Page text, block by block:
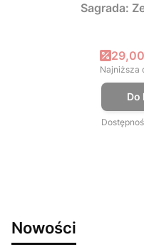
Sagrada:
Cena
29,00
Najniższa
Do
Nowości